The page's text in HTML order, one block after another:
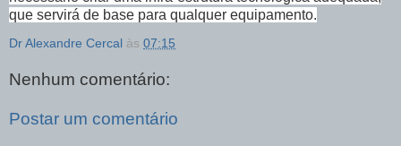
que servirá de base para qualquer equipamento.
Dr Alexandre Cercal às 07:15
Nenhum comentário:
Postar um comentário